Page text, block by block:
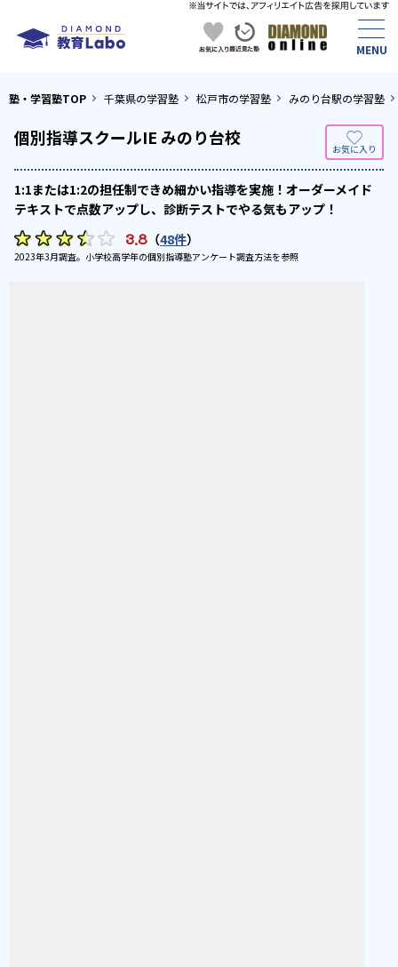
塾・学習塾TOP 千葉県の学習塾 松戸市の学習塾 みのり台駅の学習塾
個別指導スクールIE みのり台校
1:1または1:2の担任制できめ細かい指導を実施！オーダーメイド
テキストで点数アップし、診断テストでやる気もアップ！
3.8 （48件）
2023年3月調査。 小学校高学年の個別指導塾アンケート調査方法を参照